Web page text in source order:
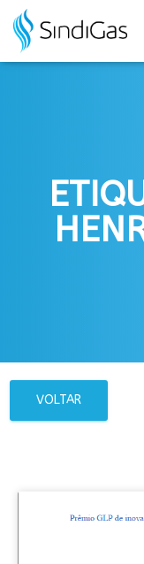
for:
VOLTAR